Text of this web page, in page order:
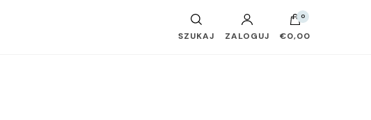
SZUKAJ ZALOGUJ
0
€0,00